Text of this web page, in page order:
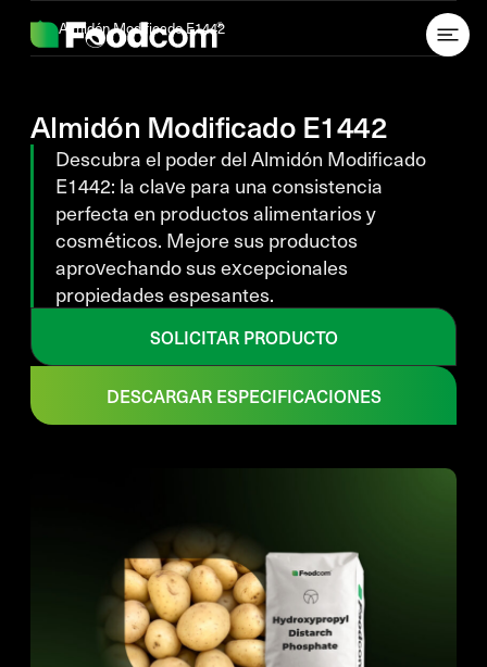
Almidón Modificado E1442
Almidón Modificado E1442
Descubra el poder del Almidón Modificado
E1442: la clave para una consistencia
perfecta en productos alimentarios y
cosméticos. Mejore sus productos
aprovechando sus excepcionales
propiedades espesantes.
SOLICITAR PRODUCTO
DESCARGAR ESPECIFICACIONES